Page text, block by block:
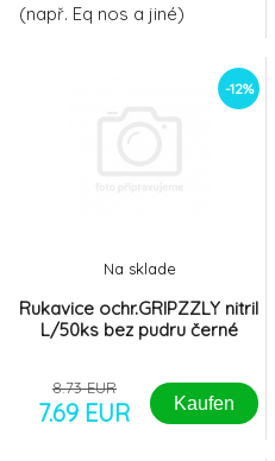
(např. Eq nos a jiné)
-12%
Rukavice ochr.GRIPZZLY nitril
L/50ks bez pudru černé
Na sklade
8.73 EUR
7.69 EUR Kaufen